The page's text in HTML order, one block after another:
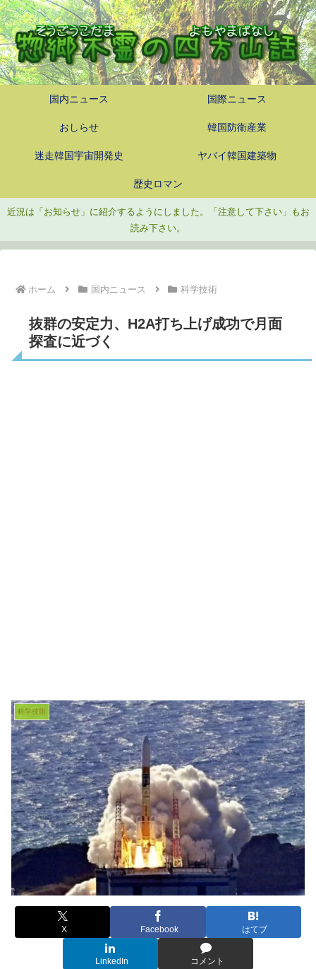
国内ニュース 国際ニュース
おしらせ 韓国防衛産業
迷走韓国宇宙開発史 ヤバイ韓国建築物
歴史ロマン
近況は「お知らせ」に紹介するようにしました。「注意して下さい」もお
読み下さい。
ホーム 国内ニュース 科学技術
抜群の安定力、H2A打ち上げ成功で月面
探査に近づく
科学技術
X Facebook はてブ
LinkedIn コメント